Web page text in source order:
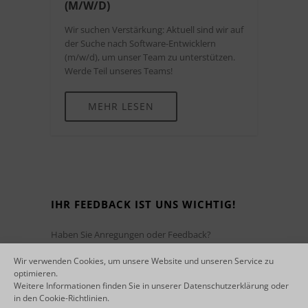
Wir verwenden Cookies, um unsere Website und unseren Service zu
optimieren.
Weitere Informationen finden Sie in unserer Datenschutzerklärungoder
in denCookie-Richtlinien.
(M/W/D)
Wir suchen Verstärkung: Aktuell sind wir auf
der Suche nach Software-Entwicklern
(m/w/d), um unser Team zu unterstützen.
Werde Teil unseres Teams!
MEHR LESEN
IHR FEEDBACK IST UNS WICHTIG!
Haben Sie Anregungen oder Feedback?
Ihre Ansprechpartnerin:
Simone Wibbe
– Leiterin Marketing –